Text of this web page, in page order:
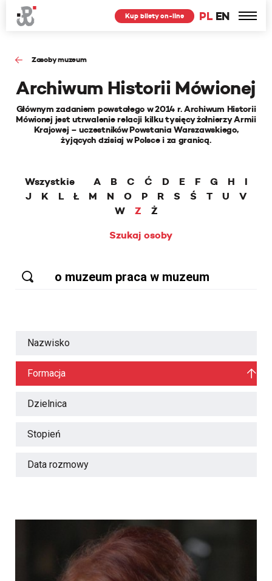
PL EN
Kup bilety on-line
Zasoby muzeum
Archiwum Historii Mówionej
Głównym zadaniem powstałego w 2014 r. Archiwum Historii
Mówionej jest utrwalenie relacji kilku tysięcy żołnierzy Armii
Krajowej – uczestników Powstania Warszawskiego,
żyjących dzisiaj w Polsce i za granicą.
Wszystkie A B C Ć D E F G H
I
J
K L Ł M N O P R S Ś T U
V
W
Z
Ż
Szukaj osoby
Nazwisko
Formacja
Dzielnica
Stopień
Data rozmowy